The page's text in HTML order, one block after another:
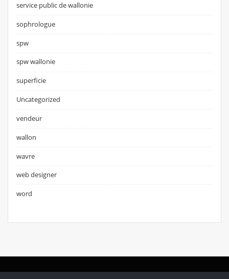
service public de wallonie
sophrologue
spw
spw wallonie
superficie
Uncategorized
vendeur
wallon
wavre
web designer
word